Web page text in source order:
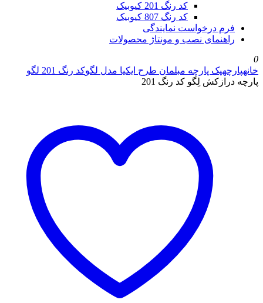
کد رنگ 201 کیوبیک
کد رنگ 807 کیوبیک
فرم درخواست نمایندگی
راهنمای نصب و مونتاژ محصولات
0
خانهپارچهپک پارچه مبلمان طرح ایکیا مدل لگوکد رنگ 201 لگو
پارچه درازکش لِگو کد رنگ 201